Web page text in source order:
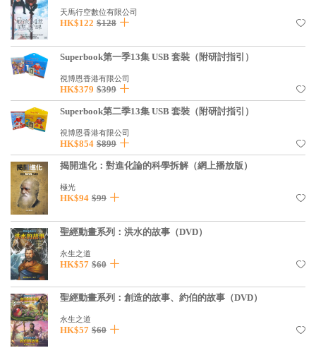
禮品專區
得獎作品推介
暢銷榜
中文二手書
英文二手書
精選英文書
電子書
基道 Top 50
天馬行空數位有限公司
HK$122 $128
Superbook第一季13集 USB 套裝（附研討指引）
視博恩香港有限公司
HK$379 $399
Superbook第二季13集 USB 套裝（附研討指引）
視博恩香港有限公司
HK$854 $899
揭開進化：對進化論的科學拆解（網上播放版）
極光
HK$94 $99
聖經動畫系列：洪水的故事（DVD）
永生之道
HK$57 $60
聖經動畫系列：創造的故事、約伯的故事（DVD）
永生之道
HK$57 $60